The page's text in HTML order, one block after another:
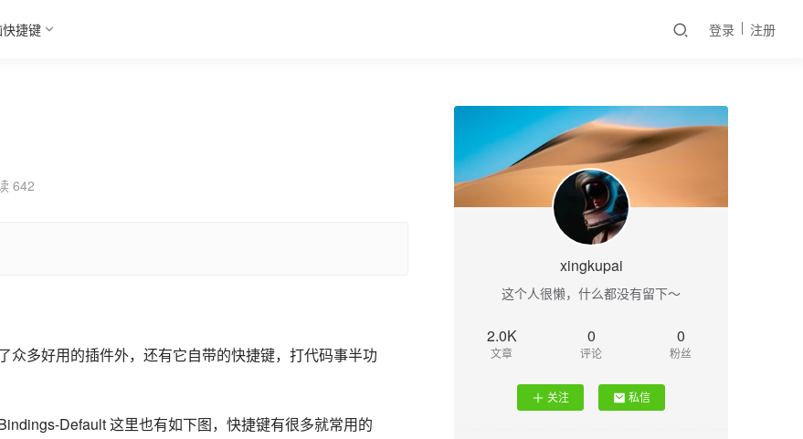
捷键 登录 注册
642
众多好用的插件外，还有它自带的快捷键，打代码事半功
Default 这里也有如下图，快捷键有很多就常用的
xingkupai
这个人很懒，什么都没有留下～
2.0K
文章
0
评论
0
粉丝
关注 私信